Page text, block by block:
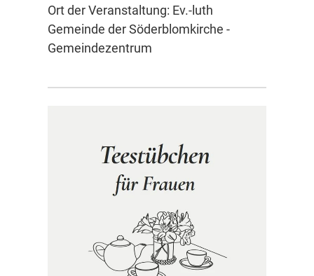
Ort der Veranstaltung: Ev.-luth
Gemeinde der Söderblomkirche -
Gemeindezentrum